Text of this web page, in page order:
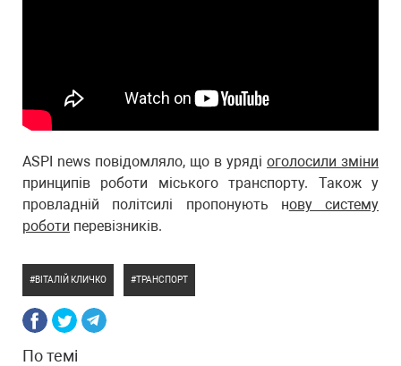
ASPI news повідомляло, що в уряді оголосили зміни
принципів роботи міського транспорту. Також у
провладній політсилі пропонують нову систему
роботи перевізників.
ВІТАЛІЙ КЛИЧКО ТРАНСПОРТ
По темі